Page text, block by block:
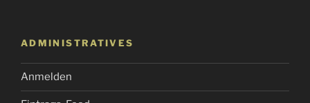
ADMINISTRATIVES
Anmelden